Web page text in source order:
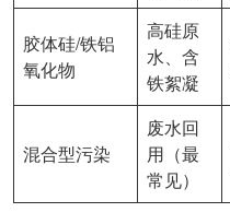
胶体硅/铁铝
氧化物
高硅原
水、含
铁絮凝
混合型污染
废水回
用（最
常见）